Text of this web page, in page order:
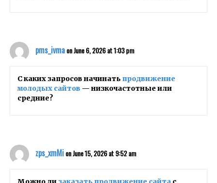
pms_ivmaon June 6, 2026 at 1:03 pm
С каких запросов начинать продвижение
молодых сайтов — низкочастотные или
средние?
zps_xmMion June 15, 2026 at 9:52 am